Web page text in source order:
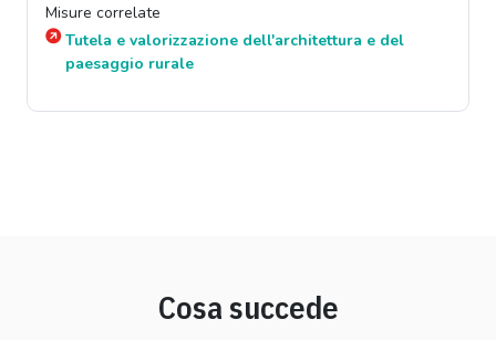
Misure correlate
Tutela e valorizzazione dell'architettura e del
paesaggio rurale
Cosa succede